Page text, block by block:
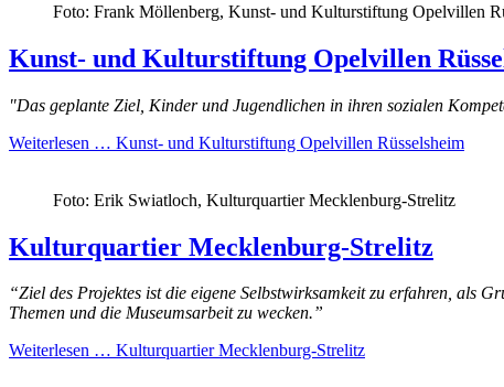
Foto: Frank Möllenberg, Kunst- und Kulturstiftung Opelvillen
Kunst- und Kulturstiftung Opelvillen
"Das geplante Ziel, Kinder und Jugendlichen in ihren sozialen
Weiterlesen … Kunst- und Kulturstiftung Opelvillen Rüsselsheim
Foto: Erik Swiatloch, Kulturquartier Mecklenburg-Strelitz
Kulturquartier Mecklenburg-Strelitz
“Ziel des Projektes ist die eigene Selbstwirksamkeit zu erfahren, als
Themen und die Museumsarbeit zu wecken.”
Weiterlesen … Kulturquartier Mecklenburg-Strelitz